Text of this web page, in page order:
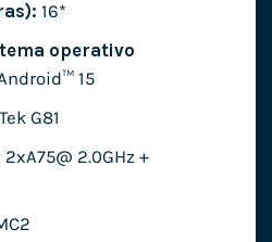
16*
operativo
15
G81
2.0GHz +